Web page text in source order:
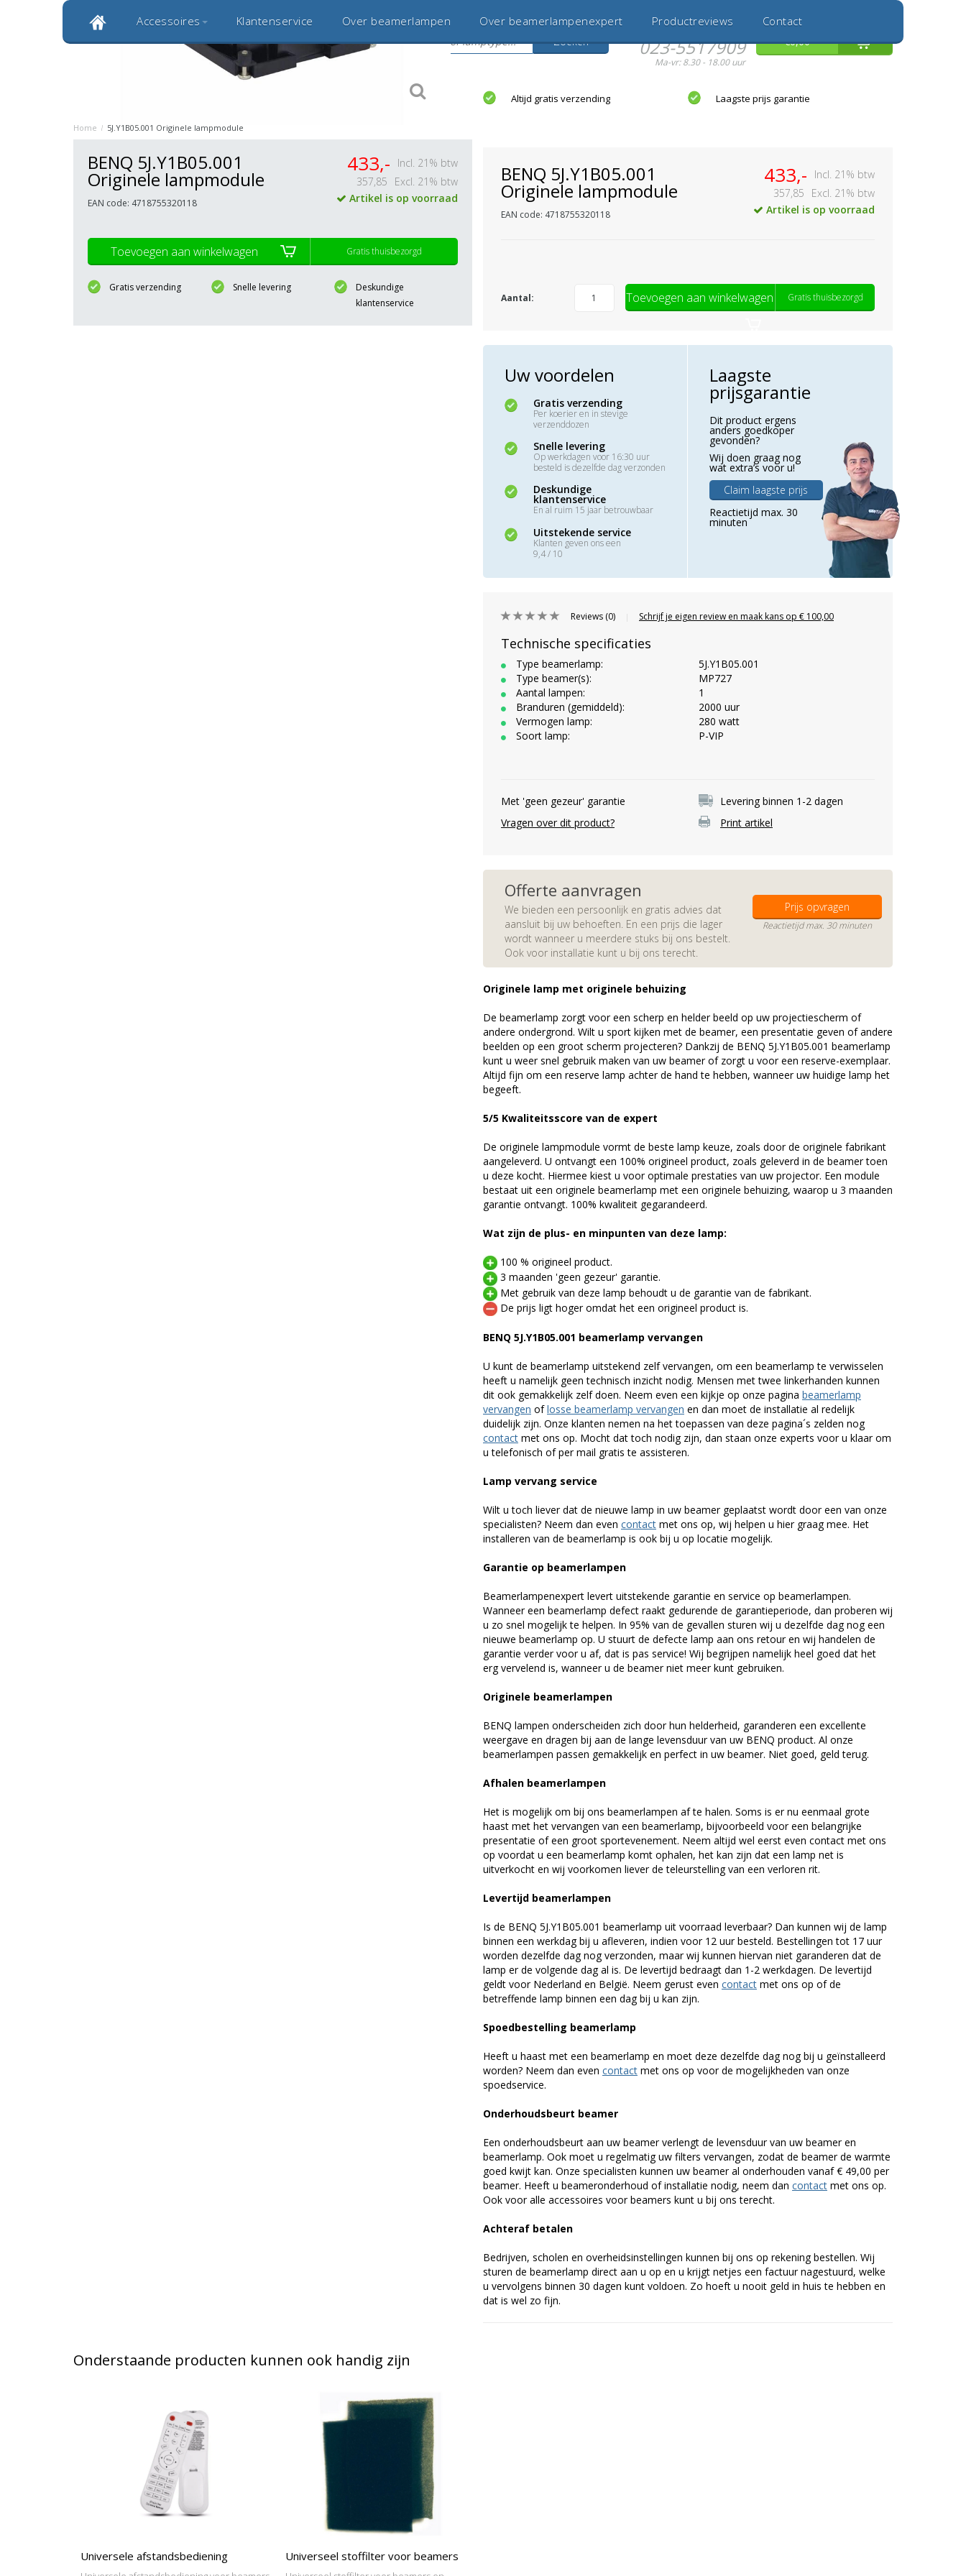
Inloggen
Klantbeoordeling 9,0
Bekijk alle 1000+ reviews
Zoeken
Hulp nodig?
023-5517909
Ma-vr: 8.30 - 18.00 uur
€0,00
Accessoires Klantenservice Over beamerlampen Over beamerlampenexpert Productreviews Contact
20 jaar betrouwbaar en ervaren Altijd gratis verzending Laagste prijs garantie
Home / 5J.Y1B05.001 Originele lampmodule
BENQ 5J.Y1B05.001
Originele lampmodule
EAN code: 4718755320118
433,-
Incl. 21% btw
357,85
Excl. 21% btw
Artikel is op voorraad
Toevoegen aan winkelwagen Gratis thuisbezorgd
Gratis verzending Snelle levering
Deskundige
klantenservice
BENQ 5J.Y1B05.001
Originele lampmodule
EAN code: 4718755320118
433,-
Incl. 21% btw
357,85
Excl. 21% btw
Artikel is op voorraad
Aantal: Toevoegen aan winkelwagen Gratis thuisbezorgd
Uw voordelen
Gratis verzending
Per koerier en in stevige
verzenddozen
Snelle levering
Op werkdagen voor 16:30 uur
besteld is dezelfde dag verzonden
Deskundige
klantenservice
En al ruim 15 jaar betrouwbaar
Uitstekende service
Klanten geven ons een
9,4 / 10
Laagste
prijsgarantie
Dit product ergens
anders goedkoper
gevonden?
Wij doen graag nog
wat extra’s voor u!
Claim laagste prijs
Reactietijd max. 30
minuten
Reviews (0) Schrijf je eigen review en maak kans op € 100,00
Technische specificaties
Type beamerlamp:
5J.Y1B05.001
Type beamer(s):
MP727
Aantal lampen:
1
Branduren (gemiddeld):
2000 uur
Vermogen lamp:
280 watt
Soort lamp:
P-VIP
Met 'geen gezeur' garantie
Levering binnen 1-2 dagen
Vragen over dit product?
Print artikel
Offerte aanvragen
We bieden een persoonlijk en gratis advies dat
aansluit bij uw behoeften. En een prijs die lager
wordt wanneer u meerdere stuks bij ons bestelt.
Ook voor installatie kunt u bij ons terecht.
Prijs opvragen
Reactietijd max. 30 minuten
Originele lamp met originele behuizing
De beamerlamp zorgt voor een scherp en helder beeld op uw projectiescherm of
andere ondergrond. Wilt u sport kijken met de beamer, een presentatie geven of andere
beelden op een groot scherm projecteren? Dankzij de BENQ 5J.Y1B05.001 beamerlamp
kunt u weer snel gebruik maken van uw beamer of zorgt u voor een reserve-exemplaar.
Altijd fijn om een reserve lamp achter de hand te hebben, wanneer uw huidige lamp het
begeeft.
5/5 Kwaliteitsscore van de expert
De originele lampmodule vormt de beste lamp keuze, zoals door de originele fabrikant
aangeleverd. U ontvangt een 100% origineel product, zoals geleverd in de beamer toen
u deze kocht. Hiermee kiest u voor optimale prestaties van uw projector. Een module
bestaat uit een originele beamerlamp met een originele behuizing, waarop u 3 maanden
garantie ontvangt. 100% kwaliteit gegarandeerd.
Wat zijn de plus- en minpunten van deze lamp:
100 % origineel product.
3 maanden 'geen gezeur' garantie.
Met gebruik van deze lamp behoudt u de garantie van de fabrikant.
De prijs ligt hoger omdat het een origineel product is.
BENQ 5J.Y1B05.001 beamerlamp vervangen
U kunt de beamerlamp uitstekend zelf vervangen, om een beamerlamp te verwisselen
heeft u namelijk geen technisch inzicht nodig. Mensen met twee linkerhanden kunnen
dit ook gemakkelijk zelf doen. Neem even een kijkje op onze pagina beamerlamp
vervangen oflosse beamerlamp vervangen en dan moet de installatie al redelijk
duidelijk zijn. Onze klanten nemen na het toepassen van deze pagina´s zelden nog
contact met ons op. Mocht dat toch nodig zijn, dan staan onze experts voor u klaar om
u telefonisch of per mail gratis te assisteren.
Lamp vervang service
Wilt u toch liever dat de nieuwe lamp in uw beamer geplaatst wordt door een van onze
specialisten? Neem dan even contact met ons op, wij helpen u hier graag mee. Het
installeren van de beamerlamp is ook bij u op locatie mogelijk.
Garantie op beamerlampen
Beamerlampenexpert levert uitstekende garantie en service op beamerlampen.
Wanneer een beamerlamp defect raakt gedurende de garantieperiode, dan proberen wij
u zo snel mogelijk te helpen. In 95% van de gevallen sturen wij u dezelfde dag nog een
nieuwe beamerlamp op. U stuurt de defecte lamp aan ons retour en wij handelen de
garantie verder voor u af, dat is pas service! Wij begrijpen namelijk heel goed dat het
erg vervelend is, wanneer u de beamer niet meer kunt gebruiken.
Originele beamerlampen
BENQ lampen onderscheiden zich door hun helderheid, garanderen een excellente
weergave en dragen bij aan de lange levensduur van uw BENQ product. Al onze
beamerlampen passen gemakkelijk en perfect in uw beamer. Niet goed, geld terug.
Afhalen beamerlampen
Het is mogelijk om bij ons beamerlampen af te halen. Soms is er nu eenmaal grote
haast met het vervangen van een beamerlamp, bijvoorbeeld voor een belangrijke
presentatie of een groot sportevenement. Neem altijd wel eerst even contact met ons
op voordat u een beamerlamp komt ophalen, het kan zijn dat een lamp net is
uitverkocht en wij voorkomen liever de teleurstelling van een verloren rit.
Levertijd beamerlampen
Is de BENQ 5J.Y1B05.001 beamerlamp uit voorraad leverbaar? Dan kunnen wij de lamp
binnen een werkdag bij u afleveren, indien voor 12 uur besteld. Bestellingen tot 17 uur
worden dezelfde dag nog verzonden, maar wij kunnen hiervan niet garanderen dat de
lamp er de volgende dag al is. De levertijd bedraagt dan 1-2 werkdagen. De levertijd
geldt voor Nederland en België. Neem gerust even contact met ons op of de
betreffende lamp binnen een dag bij u kan zijn.
Spoedbestelling beamerlamp
Heeft u haast met een beamerlamp en moet deze dezelfde dag nog bij u geïnstalleerd
worden? Neem dan even contact met ons op voor de mogelijkheden van onze
spoedservice.
Onderhoudsbeurt beamer
Een onderhoudsbeurt aan uw beamer verlengt de levensduur van uw beamer en
beamerlamp. Ook moet u regelmatig uw filters vervangen, zodat de beamer de warmte
goed kwijt kan. Onze specialisten kunnen uw beamer al onderhouden vanaf € 49,00 per
beamer. Heeft u beameronderhoud of installatie nodig, neem dan contact met ons op.
Ook voor alle accessoires voor beamers kunt u bij ons terecht.
Achteraf betalen
Bedrijven, scholen en overheidsinstellingen kunnen bij ons op rekening bestellen. Wij
sturen de beamerlamp direct aan u op en u krijgt netjes een factuur nagestuurd, welke
u vervolgens binnen 30 dagen kunt voldoen. Zo hoeft u nooit geld in huis te hebben en
dat is wel zo fijn.
Onderstaande producten kunnen ook handig zijn
Universele afstandsbediening Universeel stoffilter voor beamers